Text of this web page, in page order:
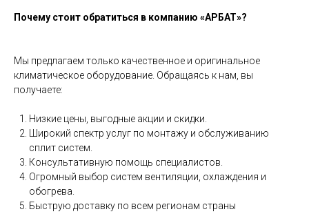
Почему стоит обратиться в компанию «АРБАТ»?
Мы предлагаем только качественное и оригинальное
климатическое оборудование. Обращаясь к нам, вы
получаете:
Низкие цены, выгодные акции и скидки.
Широкий спектр услуг по монтажу и обслуживанию
сплит систем.
Консультативную помощь специалистов.
Огромный выбор систем вентиляции, охлаждения и
обогрева.
Быструю доставку по всем регионам страны